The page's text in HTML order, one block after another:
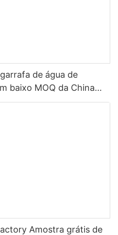
de água de
baixo MOQ da China
com tampa de palha
Amostra grátis de